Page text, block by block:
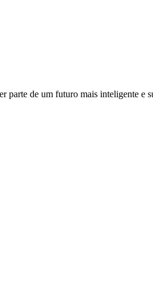
de um futuro mais inteligente e